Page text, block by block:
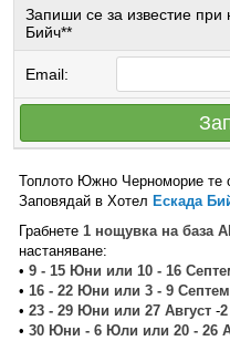
Запиши се за известие
Бийч**
Email:
Топлото Южно Черноморие те
Заповядай в Хотел Ескада
Грабнете 1 нощувка на база
настаняване:
• 9 - 15 Юни или 10 - 16
• 16 - 22 Юни или 3 - 9
• 23 - 29 Юни или 27 Август -
• 30 Юни - 6 Юли или 20 - 26